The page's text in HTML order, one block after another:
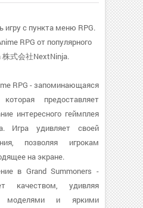
игру с пункта меню RPG.
RPG от популярного
株式会社NextNinja.
RPG - запоминающаяся
предоставляет
интересного геймплея
Игра удивляет своей
позволяя игрокам
на экране.
в Grand Summoners -
качеством, удивляя
моделями и яркими